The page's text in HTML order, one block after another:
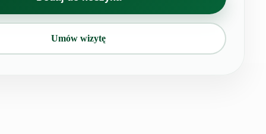
Umów wizytę